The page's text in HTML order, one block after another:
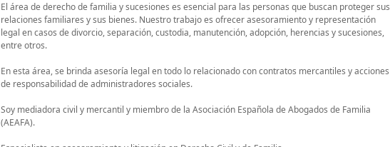
El área de derecho de familia y sucesiones es esencial para las personas que buscan proteger sus
relaciones familiares y sus bienes. Nuestro trabajo es ofrecer asesoramiento y representación
legal en casos de divorcio, separación, custodia, manutención, adopción, herencias y sucesiones,
entre otros.
En esta área, se brinda asesoría legal en todo lo relacionado con contratos mercantiles y acciones
de responsabilidad de administradores sociales.
Soy mediadora civil y mercantil y miembro de la Asociación Española de Abogados de Familia
(AEAFA).